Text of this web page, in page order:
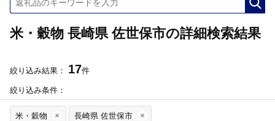
米・穀物 長崎県 佐世保市の詳細検索結果
絞り込み結果： 17件
絞り込み条件：
米・穀物 長崎県 佐世保市